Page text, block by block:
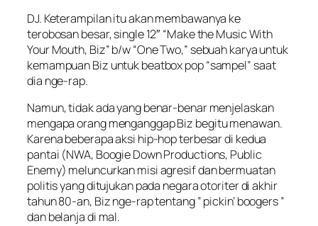
DJ. Keterampilan itu akan membawanya ke
terobosan besar, single 12″ “Make the Music With
Your Mouth, Biz” b/w “One Two,” sebuah karya untuk
kemampuan Biz untuk beatbox pop “sampel” saat
dia nge-rap.
Namun, tidak ada yang benar-benar menjelaskan
mengapa orang menganggap Biz begitu menawan.
Karena beberapa aksi hip-hop terbesar di kedua
pantai (NWA, Boogie Down Productions, Public
Enemy) meluncurkan misi agresif dan bermuatan
politis yang ditujukan pada negara otoriter di akhir
tahun 80-an, Biz nge-rap tentang ” pickin’ boogers ”
dan belanja di mal.